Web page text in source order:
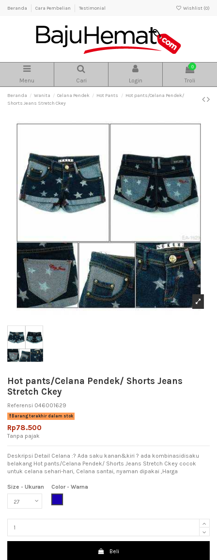
Beranda Cara Pembelian Testimonial Wishlist (0)
Menu Cari Login
0
Troli
Beranda Wanita Celana Pendek Hot Pants
Hot pants/Celana Pendek/
Shorts Jeans Stretch Ckey
Hot pants/Celana Pendek/ Shorts Jeans
Stretch Ckey
Referensi 046001629
Barang terakhir dalam stok
Rp78.500
Tanpa pajak
Deskripsi Detail Celana :? Ada saku kanan&kiri ? ada kombinasidisaku
belakang Hot pants/Celana Pendek/ Shorts Jeans Stretch Ckey cocok
untuk celana sehari-hari, Celana santai, nyaman dipakai ,Harga
Size - Ukuran
Color - Warna
Beli